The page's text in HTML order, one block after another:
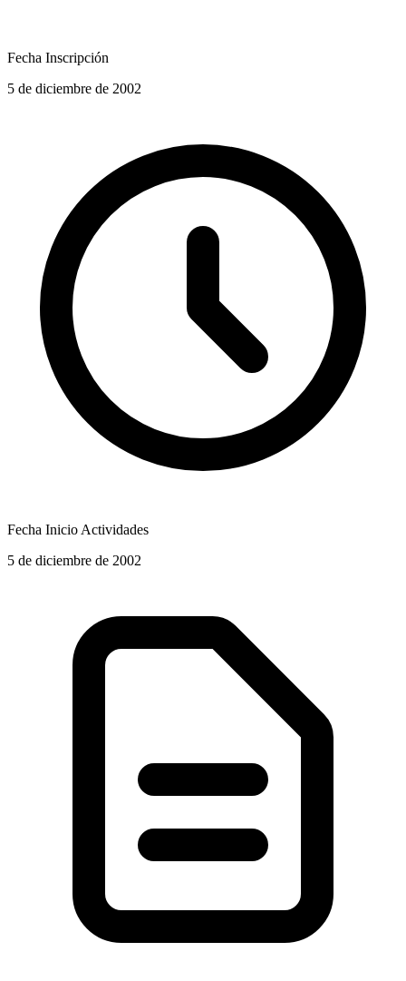
Fecha Inscripción
5 de diciembre de 2002
Fecha Inicio Actividades
5 de diciembre de 2002